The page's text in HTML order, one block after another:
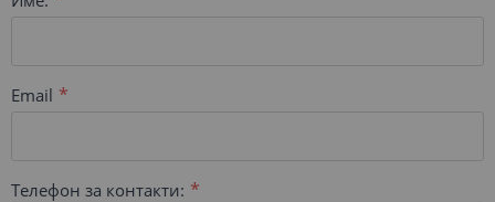
Email
Телефон за контакти: